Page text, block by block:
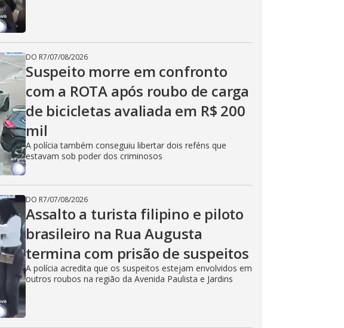
DO R7/07/08/2026
Suspeito morre em confronto
com a ROTA após roubo de carga
de bicicletas avaliada em R$ 200
mil
A polícia também conseguiu libertar dois reféns que
estavam sob poder dos criminosos
DO R7/07/08/2026
Assalto a turista filipino e piloto
brasileiro na Rua Augusta
termina com prisão de suspeitos
A polícia acredita que os suspeitos estejam envolvidos em
outros roubos na região da Avenida Paulista e Jardins